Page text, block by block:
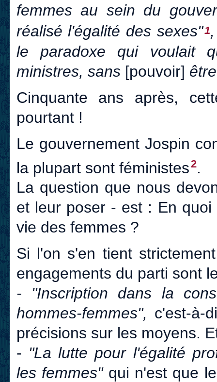
femmes au sein du
réalisé l'égalité des sexes"1,
le paradoxe qui voulait
ministres, sans[pouvoir]
Cinquante ans après,
pourtant !
Le gouvernement Jospin
la plupart sont féministes2.
La question que nous
et leur poser - est : En
vie des femmes ?
Si l'on s'en tient
engagements du parti sont
- "Inscription dans la
hommes-femmes", c'est-à-
précisions sur les moyens.
- "La lutte pour l'égalité
les femmes"qui n'est que